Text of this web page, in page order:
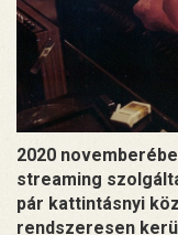
2020
streaming
pár kattintásnyi
rendszeresen